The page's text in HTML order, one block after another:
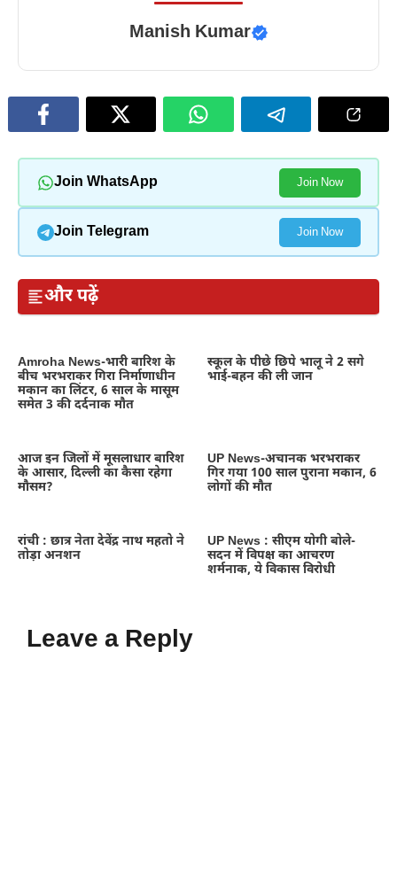
Manish Kumar
Join WhatsApp Join Now
Join Telegram Join Now
और पढ़ें
Amroha News-भारी बारिश के
बीच भरभराकर गिरा निर्माणाधीन
मकान का लिंटर, 6 साल के मासूम
समेत 3 की दर्दनाक मौत
स्कूल के पीछे छिपे भालू ने 2 सगे
भाई-बहन की ली जान
आज इन जिलों में मूसलाधार बारिश
के आसार, दिल्ली का कैसा रहेगा
मौसम?
UP News-अचानक भरभराकर
गिर गया 100 साल पुराना मकान, 6
लोगों की मौत
रांची : छात्र नेता देवेंद्र नाथ महतो ने
तोड़ा अनशन
UP News : सीएम योगी बोले-
सदन में विपक्ष का आचरण
शर्मनाक, ये विकास विरोधी
Leave a Reply